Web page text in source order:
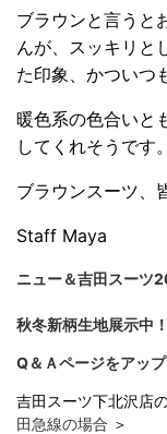
ブラウンと言うと
んが、スッキリと
た印象、かついつ
暖色系の色合いと
してくれそうです。
ブラウンスーツ、
Staff Maya
ニュー＆吉田スーツ
秋冬新柄生地展示中！
Q＆Ａページをアップ
吉田スーツ下北沢店
田急線の場合 ＞